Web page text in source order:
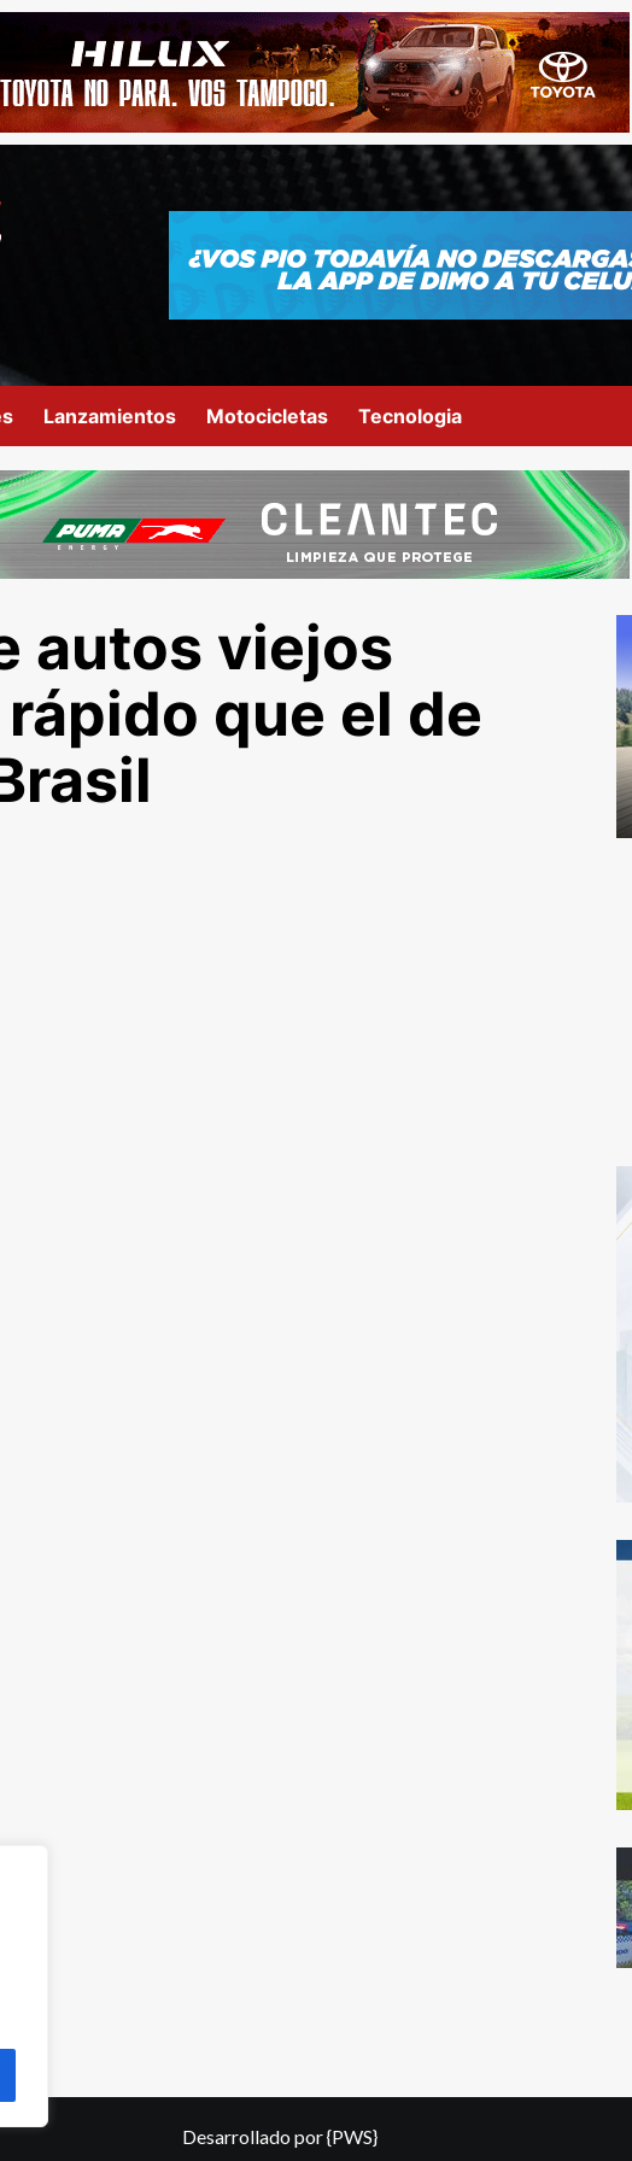
Lanzamientos Motocicletas Tecnologia
autos viejos
que el de
Desarrollado por{PWS}